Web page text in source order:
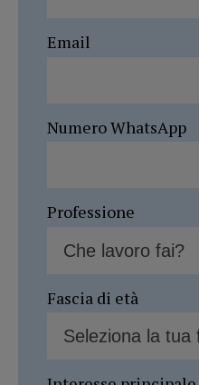
Email
Numero WhatsApp
Professione
Fascia di età